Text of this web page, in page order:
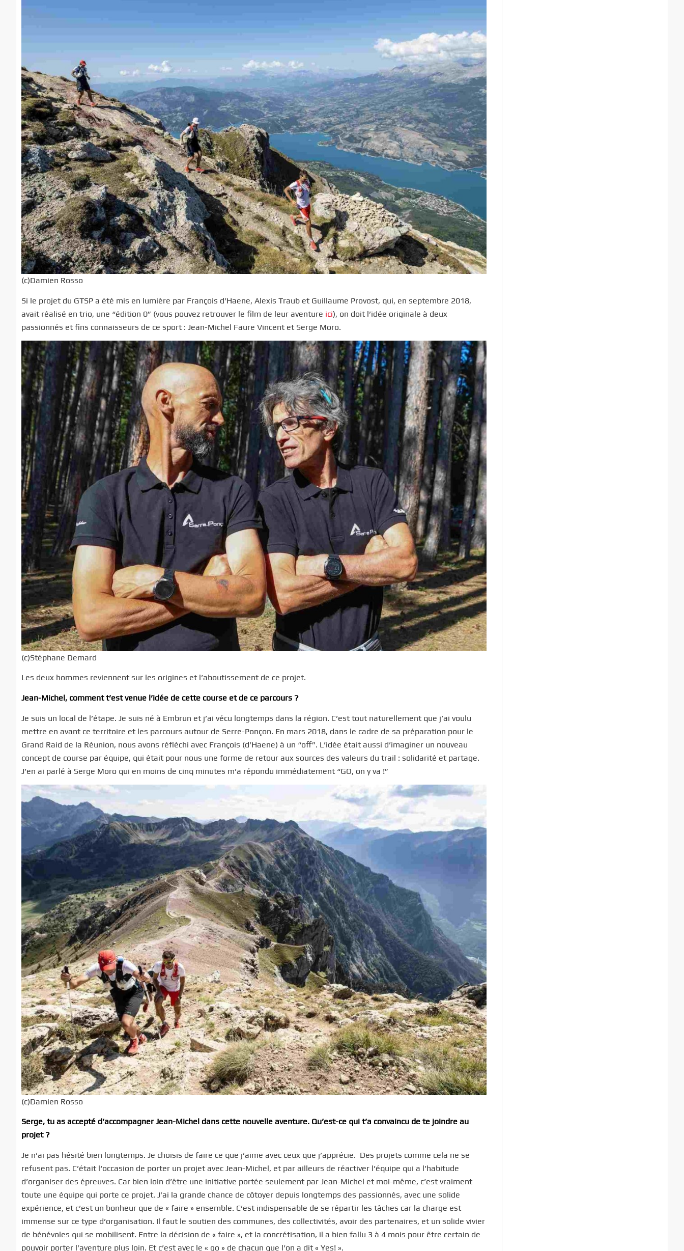
(c)Damien Rosso
Si le projet du GTSP a été mis en lumière par François d’Haene, Alexis Traub et Guillaume Provost, qui, en septembre 2018,
avait réalisé en trio, une “édition 0” (vous pouvez retrouver le film de leur aventure ici), on doit l’idée originale à deux
passionnés et fins connaisseurs de ce sport : Jean-Michel Faure Vincent et Serge Moro.
(c)Stéphane Demard
Les deux hommes reviennent sur les origines et l’aboutissement de ce projet.
Jean-Michel, comment t’est venue l’idée de cette course et de ce parcours ?
Je suis un local de l’étape. Je suis né à Embrun et j’ai vécu longtemps dans la région. C’est tout naturellement que j’ai voulu
mettre en avant ce territoire et les parcours autour de Serre-Ponçon. En mars 2018, dans le cadre de sa préparation pour le
Grand Raid de la Réunion, nous avons réfléchi avec François (d’Haene) à un “off”. L’idée était aussi d’imaginer un nouveau
concept de course par équipe, qui était pour nous une forme de retour aux sources des valeurs du trail : solidarité et partage.
J’en ai parlé à Serge Moro qui en moins de cinq minutes m’a répondu immédiatement “GO, on y va !”
(c)Damien Rosso
Serge, tu as accepté d’accompagner Jean-Michel dans cette nouvelle aventure. Qu’est-ce qui t’a convaincu de te joindre au
projet ?
Je n’ai pas hésité bien longtemps. Je choisis de faire ce que j’aime avec ceux que j’apprécie. Des projets comme cela ne se
refusent pas. C’était l‘occasion de porter un projet avec Jean-Michel, et par ailleurs de réactiver l’équipe qui a l’habitude
d’organiser des épreuves. Car bien loin d’être une initiative portée seulement par Jean-Michel et moi-même, c’est vraiment
toute une équipe qui porte ce projet. J’ai la grande chance de côtoyer depuis longtemps des passionnés, avec une solide
expérience, et c’est un bonheur que de « faire » ensemble. C’est indispensable de se répartir les tâches car la charge est
immense sur ce type d’organisation. Il faut le soutien des communes, des collectivités, avoir des partenaires, et un solide vivier
de bénévoles qui se mobilisent. Entre la décision de « faire », et la concrétisation, il a bien fallu 3 à 4 mois pour être certain de
pouvoir porter l’aventure plus loin. Et c’est avec le « go » de chacun que l’on a dit « Yes! ».